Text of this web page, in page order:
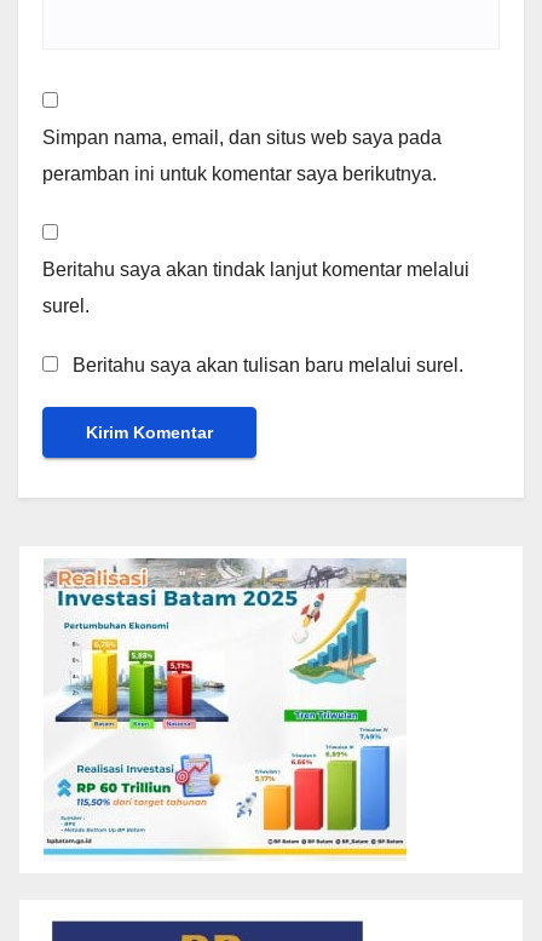
Simpan nama, email, dan situs web saya pada
peramban ini untuk komentar saya berikutnya.
Beritahu saya akan tindak lanjut komentar melalui
surel.
Beritahu saya akan tulisan baru melalui surel.